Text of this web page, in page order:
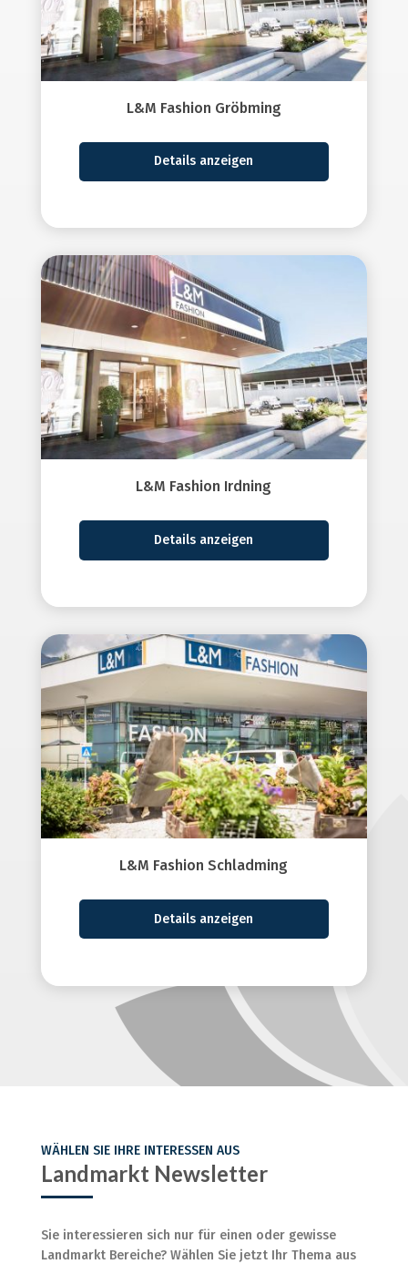
L&M Fashion Gröbming
Details anzeigen
L&M Fashion Irdning
Details anzeigen
L&M Fashion Schladming
Details anzeigen
WÄHLEN SIE IHRE INTERESSEN AUS
Landmarkt Newsletter
Sie interessieren sich nur für einen oder gewisse
Landmarkt Bereiche? Wählen Sie jetzt Ihr Thema aus